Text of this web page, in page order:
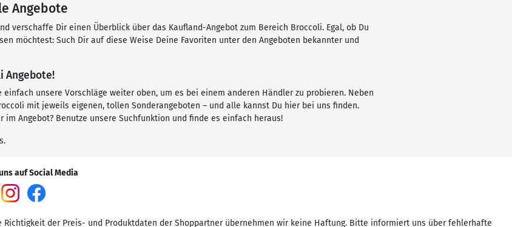
Angebote
verschaffe Dir einen Überblick über das Kaufland-Angebot zum Bereich Broccoli. Egal, ob Du
möchtest: Such Dir auf diese Weise Deine Favoriten unter den Angeboten bekannter und
Angebote!
unsere Vorschläge weiter oben, um es bei einem anderen Händler zu probieren. Neben
mit jeweils eigenen, tollen Sonderangeboten – und alle kannst Du hier bei uns finden.
Angebot? Benutze unsere Suchfunktion und finde es einfach heraus!
auf Social Media
Richtigkeit der Preis- und Produktdaten der Shoppartner übernehmen wir keine Haftung. Bitte informiert uns über fehlerhafte